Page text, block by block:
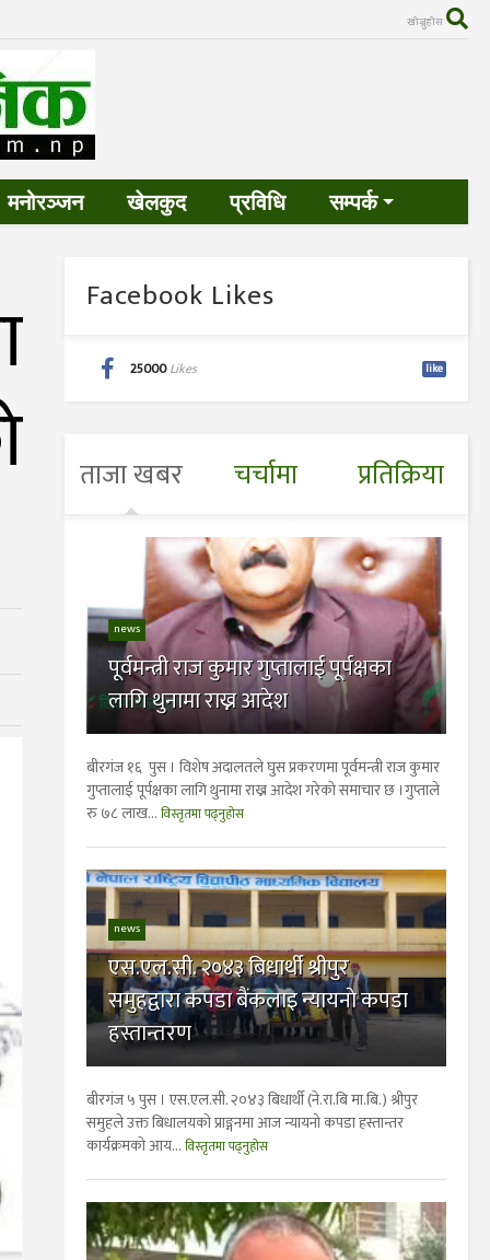
खोज्नुहोस
मनोरञ्जन खेलकुद प्रविधि सम्पर्क
Facebook Likes
25000 Likes like
ताजा खबर चर्चामा प्रतिक्रिया
news
पूर्वमन्त्री राज कुमार गुप्तालाई पूर्पक्षका
लागि थुनामा राख्न आदेश
बीरगंज १६ पुस । विशेष अदालतले घुस प्रकरणमा पूर्वमन्त्री राज कुमार
गुप्तालाई पूर्पक्षका लागि थुनामा राख्न आदेश गरेको समाचार छ ।गुप्ताले
रु ७८ लाख... विस्तृतमा पढ्नुहोस
news
एस.एल.सी. २०४३ बिधार्थी श्रीपुर
समुहद्वारा कपडा बैंकलाइ न्यायनाे कपडा
हस्तान्तरण
बीरगंज ५ पुस । एस.एल.सी. २०४३ बिधार्थी (ने.रा.बि मा.बि.) श्रीपुर
समुहले उक्त बिधालयकाे प्राङ्गनमा आज न्यायनाे कपडा हस्तान्तर
कार्यक्रमकाे आय... विस्तृतमा पढ्नुहोस